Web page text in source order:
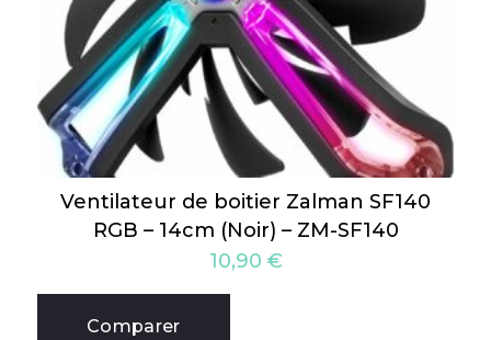
Ventilateur de boitier Zalman SF140
RGB – 14cm (Noir) – ZM-SF140
10,90 €
Comparer